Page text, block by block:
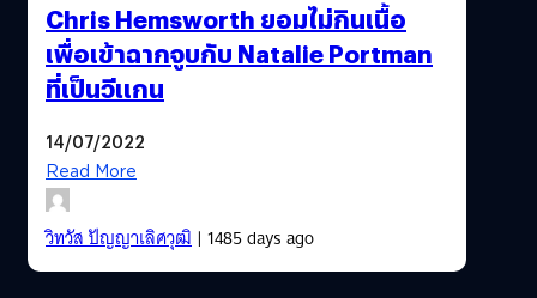
Chris Hemsworth ยอมไม่กินเนื้อ
เพื่อเข้าฉากจูบกับ Natalie Portman
ที่เป็นวีแกน
14/07/2022
Read More
วิทวัส ปัญญาเลิศวุฒิ| 1485 days ago